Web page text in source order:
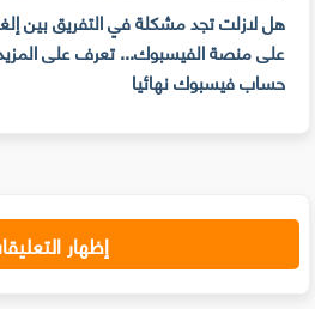
هل لازلت تجد مشكلة في التفريق بين
على منصة الفيسبوك... تعرف على
حساب فيسبوك نهائيا
إظهار